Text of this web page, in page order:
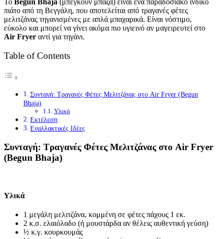
πιάτο από τη Βεγγάλη, που αποτελείται από τραγανές φέτες
μελιτζάνας τηγανισμένες με απλά μπαχαρικά. Είναι νόστιμο,
εύκολο και μπορεί να γίνει ακόμα πιο υγιεινό αν μαγειρευτεί στο
Air Fryer αντί για τηγάνι.
Table of Contents
Συνταγή: Τραγανές Φέτες Μελιτζάνας στο Air Fryer (Begun
Bhaja)
Υλικά
Εκτέλεση
Εναλλακτικές Ιδέες
Συνταγή: Τραγανές Φέτες Μελιτζάνας στο Air Fryer
(Begun Bhaja)
Υλικά
1 μεγάλη μελιτζάνα, κομμένη σε φέτες πάχους 1 εκ.
2 κ.σ. ελαιόλαδο (ή μουστάρδα αν θέλεις αυθεντική γεύση)
½ κ.γ. κουρκουμάς